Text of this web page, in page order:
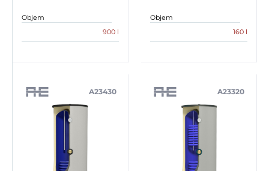
Objem
900 l
Objem
160 l
A23430 A23320